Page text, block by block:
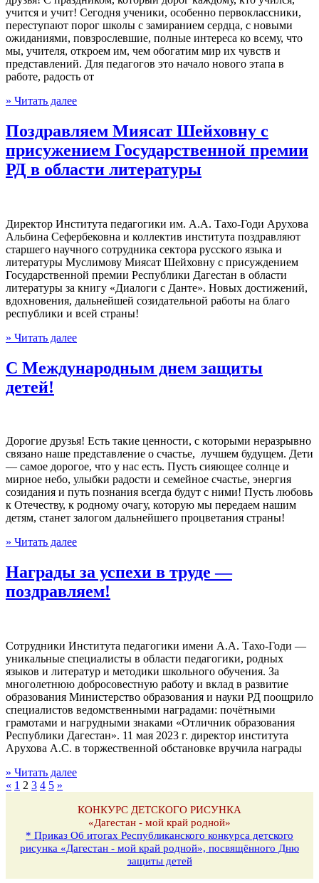
учится и учит! Сегодня ученики, особенно первоклассники,
переступают порог школы с замиранием сердца, с новыми
ожиданиями, повзрослевшие, полные интереса ко всему, что
мы, учителя, откроем им, чем обогатим мир их чувств и
представлений. Для педагогов это начало нового этапа в
работе, радость от
» Читать далее
Поздравляем Миясат Шейховну с
присужением Государственной премии
РД в области литературы
Директор Института педагогики им. А.А. Тахо-Годи Арухова
Альбина Сефербековна и коллектив института поздравляют
старшего научного сотрудника сектора русского языка и
литературы Муслимову Миясат Шейховну с присуждением
Государственной премии Республики Дагестан в области
литературы за книгу «Диалоги с Данте». Новых достижений,
вдохновения, дальнейшей созидательной работы на благо
республики и всей страны!
» Читать далее
С Международным днем защиты
детей!
Дорогие друзья! Есть такие ценности, с которыми неразрывно
связано наше представление о счастье, лучшем будущем. Дети
— самое дорогое, что у нас есть. Пусть сияющее солнце и
мирное небо, улыбки радости и семейное счастье, энергия
созидания и путь познания всегда будут с ними! Пусть любовь
к Отечеству, к родному очагу, которую мы передаем нашим
детям, станет залогом дальнейшего процветания страны!
» Читать далее
Награды за успехи в труде —
поздравляем!
Сотрудники Института педагогики имени А.А. Тахо-Годи —
уникальные специалисты в области педагогики, родных
языков и литератур и методики школьного обучения. За
многолетнюю добросовестную работу и вклад в развитие
образования Министерство образования и науки РД поощрило
специалистов ведомственными наградами: почётными
грамотами и нагрудными знаками «Отличник образования
Республики Дагестан». 11 мая 2023 г. директор института
Арухова А.С. в торжественной обстановке вручила награды
» Читать далее
« 1 2 3 4 5 »
КОНКУРС ДЕТСКОГО РИСУНКА
«Дагестан - мой край родной»
* Приказ Об итогах Республиканского конкурса детского
рисунка «Дагестан - мой край родной», посвящённого Дню
защиты детей